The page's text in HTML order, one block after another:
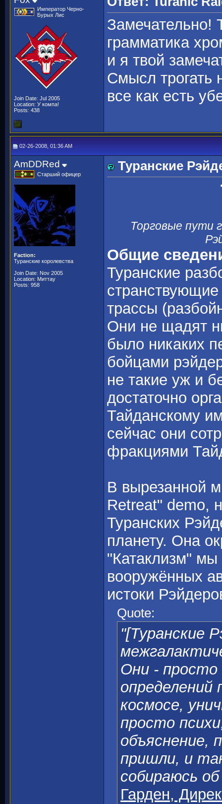
Император Черно-
Бурых Лис
Join Date: Jul 2005
Location: У компа!
Posts: 438
Замечательно!
грамматика
и я твой
Смысл трогать
все как есть
02-26-2008, 01:36 AM
AmDDRed
Старший офицер
Faction:
Туранские королевства
Join Date: Nov 2005
Location: Миттау
Posts: 958
Туранские
Торговые пути
Общие
Туранские
трассы
Они не щадят
было никаких
бойцами
не такие уж и
достаточно
Тайданскому
сейчас они
фракциями
В вырезанной
Retreat" demo,
Туранских
планету. Она
"Катаклизм"
вооружённых
истоки
Quote:
"[Туранские
Они - просто
космосе,
просто
объяснение,
пришли, и
собираюсь
Гарден,